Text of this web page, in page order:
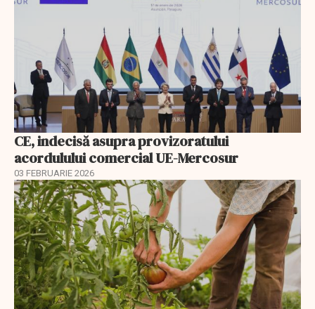
CE, indecisă asupra provizoratului
acordulului comercial UE-Mercosur
03 FEBRUARIE 2026